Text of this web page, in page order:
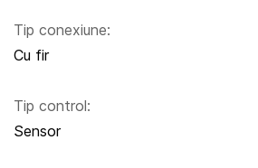
Tip conexiune:
Cu fir
Tip control:
Sensor